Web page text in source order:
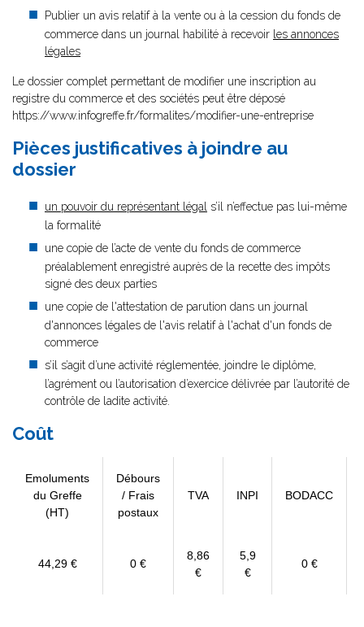
Publier un avis relatif à la vente ou à la cession du fonds de
commerce dans un journal habilité à recevoir les annonces
légales
Le dossier complet permettant de modifier une inscription au
registre du commerce et des sociétés peut être déposé
https://www.infogreffe.fr/formalites/modifier-une-entreprise
Pièces justificatives à joindre au
dossier
un pouvoir du représentant légal s’il n’effectue pas lui-même
la formalité
une copie de l’acte de vente du fonds de commerce
préalablement enregistré auprès de la recette des impôts
signé des deux parties
une copie de l'attestation de parution dans un journal
d'annonces légales de l'avis relatif à l'achat d'un fonds de
commerce
s’il s’agit d’une activité réglementée, joindre le diplôme,
l’agrément ou l’autorisation d’exercice délivrée par l’autorité de
contrôle de ladite activité.
Coût
Emoluments
du Greffe
(HT)
Débours
/ Frais
postaux
TVA INPI BODACC
44,29 € 0 €
8,86
€
5,9
€
0 €